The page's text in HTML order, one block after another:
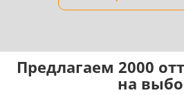
Предлагаем 2000
на